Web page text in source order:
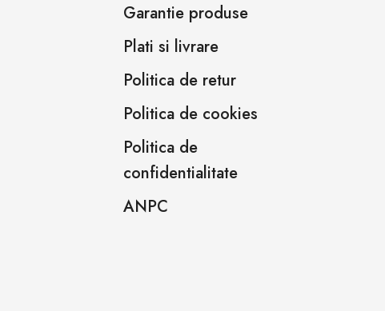
Garantie produse
Plati si livrare
Politica de retur
Politica de cookies
Politica de
confidentialitate
ANPC